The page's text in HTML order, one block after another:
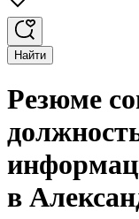
Найти
Резюме
в